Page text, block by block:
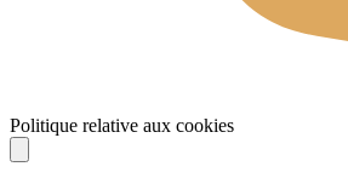
Politique relative aux cookies